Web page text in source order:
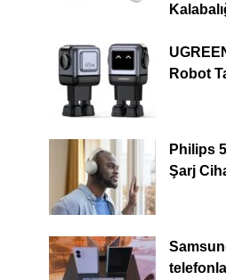
Robot
Philips
Şarj